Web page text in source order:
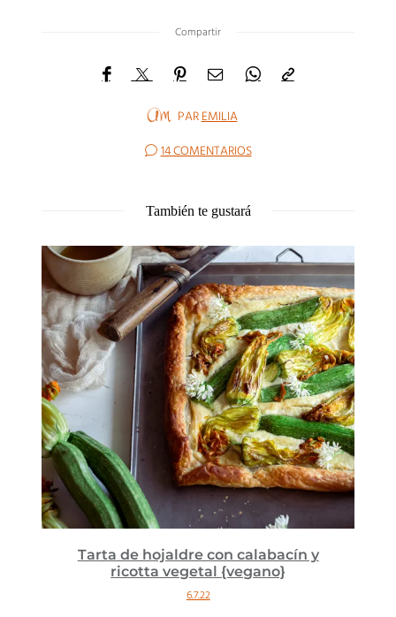
Compartir
PAREMILIA
14 COMENTARIOS
También te gustará
Tarta de hojaldre con calabacín y
ricotta vegetal {vegano}
6.7.22